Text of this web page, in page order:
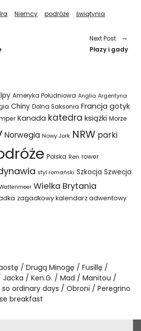
Niemcy podróże świątynia
Next Post
Płazy i gady
Ameryka Południowa Anglia Argentyna
Chiny Dolna Saksonia Francja gotyk
Kanada katedra książki Morze
Norwegia Nowy Jork NRW parki
Polska Ren rower
styl romański Szkocja Szwecja
Wielka Brytania
zagadkowy kalendarz adwentowy
Drugą Minogę
Fusillę
Jacka Ken.G. Mad
Manitou
ordinary days Obroni
Peregrino
breakfast